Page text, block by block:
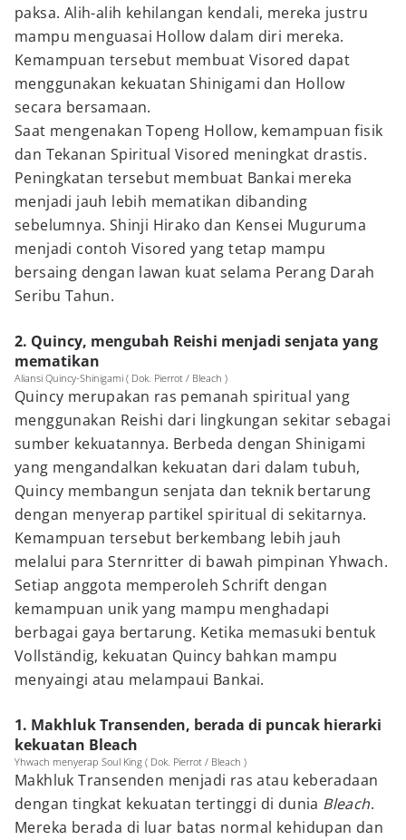
paksa. Alih-alih kehilangan kendali, mereka justru
mampu menguasai Hollow dalam diri mereka.
Kemampuan tersebut membuat Visored dapat
menggunakan kekuatan Shinigami dan Hollow
secara bersamaan.
Saat mengenakan Topeng Hollow, kemampuan fisik
dan Tekanan Spiritual Visored meningkat drastis.
Peningkatan tersebut membuat Bankai mereka
menjadi jauh lebih mematikan dibanding
sebelumnya. Shinji Hirako dan Kensei Muguruma
menjadi contoh Visored yang tetap mampu
bersaing dengan lawan kuat selama Perang Darah
Seribu Tahun.
2. Quincy, mengubah Reishi menjadi senjata yang
mematikan
Aliansi Quincy-Shinigami ( Dok. Pierrot / Bleach )
Quincy merupakan ras pemanah spiritual yang
menggunakan Reishi dari lingkungan sekitar sebagai
sumber kekuatannya. Berbeda dengan Shinigami
yang mengandalkan kekuatan dari dalam tubuh,
Quincy membangun senjata dan teknik bertarung
dengan menyerap partikel spiritual di sekitarnya.
Kemampuan tersebut berkembang lebih jauh
melalui para Sternritter di bawah pimpinan Yhwach.
Setiap anggota memperoleh Schrift dengan
kemampuan unik yang mampu menghadapi
berbagai gaya bertarung. Ketika memasuki bentuk
Vollständig, kekuatan Quincy bahkan mampu
menyaingi atau melampaui Bankai.
1. Makhluk Transenden, berada di puncak hierarki
kekuatan Bleach
Yhwach menyerap Soul King ( Dok. Pierrot / Bleach )
Makhluk Transenden menjadi ras atau keberadaan
dengan tingkat kekuatan tertinggi di dunia Bleach.
Mereka berada di luar batas normal kehidupan dan